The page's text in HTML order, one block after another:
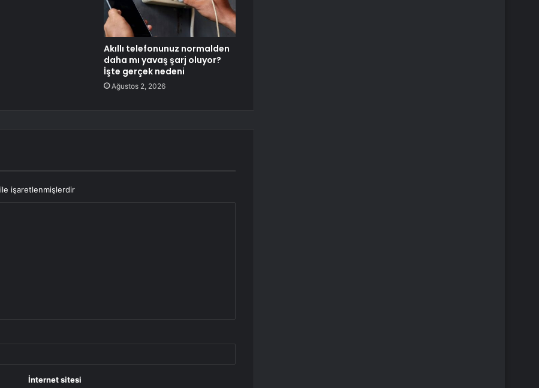
Akıllı telefonunuz normalden
daha mı yavaş şarj oluyor?
İşte gerçek nedeni
Ağustos 2, 2026
ile işaretlenmişlerdir
İnternet sitesi